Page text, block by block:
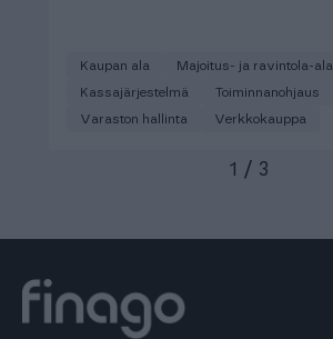
Kaupan ala Majoitus- ja ravintola-ala
Kassajärjestelmä Toiminnanohjaus
Varaston hallinta Verkkokauppa
1 / 3